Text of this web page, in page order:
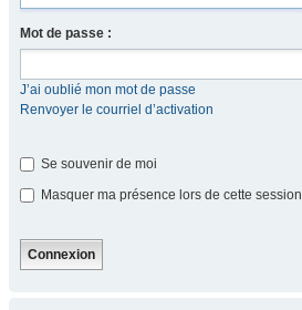
Mot de passe :
J’ai oublié mon mot de passe
Renvoyer le courriel d’activation
Se souvenir de moi
Masquer ma présence lors de cette session